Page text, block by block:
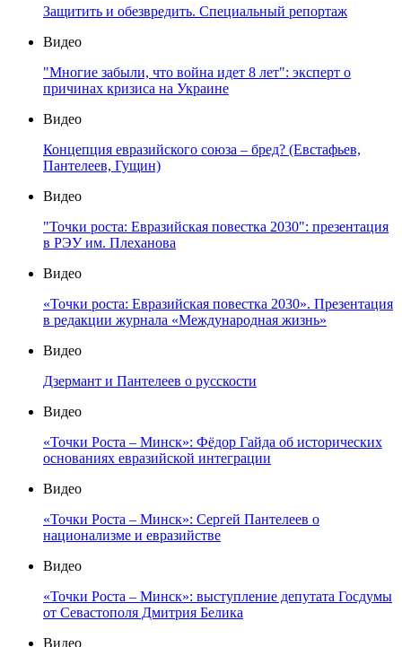
Защитить и обезвредить. Специальный репортаж
Видео
"Многие забыли, что война идет 8 лет": эксперт о
причинах кризиса на Украине
Видео
Концепция евразийского союза – бред? (Евстафьев,
Пантелеев, Гущин)
Видео
"Точки роста: Евразийская повестка 2030": презентация
в РЭУ им. Плеханова
Видео
«Точки роста: Евразийская повестка 2030». Презентация
в редакции журнала «Международная жизнь»
Видео
Дзермант и Пантелеев о русскости
Видео
«Точки Роста – Минск»: Фёдор Гайда об исторических
основаниях евразийской интеграции
Видео
«Точки Роста – Минск»: Сергей Пантелеев о
национализме и евразийстве
Видео
«Точки Роста – Минск»: выступление депутата Госдумы
от Севастополя Дмитрия Белика
Видео